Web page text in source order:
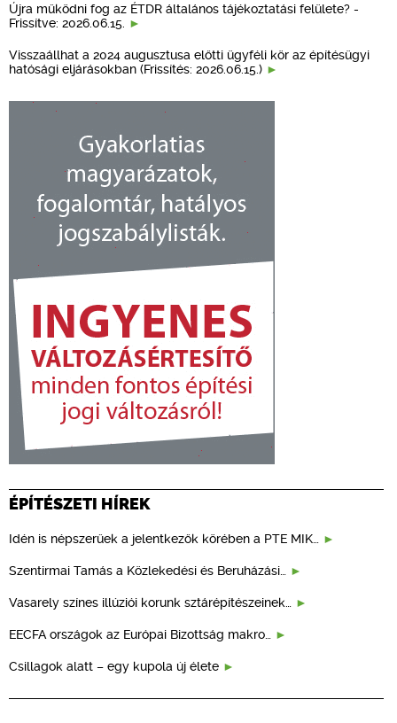
Újra működni fog az ÉTDR általános tájékoztatási felülete? -
Frissítve: 2026.06.15.
Visszaállhat a 2024 augusztusa előtti ügyféli kör az építésügyi
hatósági eljárásokban (Frissítés: 2026.06.15.)
ÉPÍTÉSZETI HÍREK
Idén is népszerűek a jelentkezők körében a PTE MIK…
Szentirmai Tamás a Közlekedési és Beruházási…
Vasarely színes illúziói korunk sztárépítészeinek…
EECFA országok az Európai Bizottság makro…
Csillagok alatt – egy kupola új élete